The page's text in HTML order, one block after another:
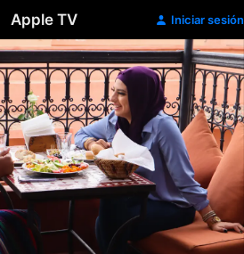
Apple TV Iniciar sesión